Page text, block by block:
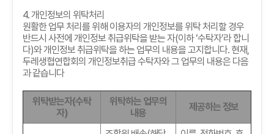
4.개인정보의 위탁처리
원활한 업무 처리를 위해 이용자의 개인정보를 위탁 처리할 경우
반드시 사전에 개인정보 취급위탁을 받는 자(이하‘수탁자’라 합니
다)와 개인정보 취급위탁을 하는 업무의 내용을 고지합니다. 현재,
두레생협연합회의 개인정보취급 수탁자와 그 업무의 내용은 다음
과 같습니다
위탁받는자(수탁
자)
위탁하는 업무의
내용
제공하는 정보